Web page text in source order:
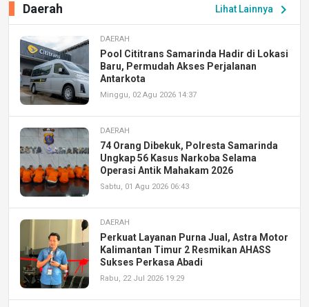
Lihat Lainnya chevron_right
Daerah
DAERAH
Pool Cititrans Samarinda Hadir di Lokasi
Baru, Permudah Akses Perjalanan
Antarkota
Minggu, 02 Agu 2026 14:37
DAERAH
74 Orang Dibekuk, Polresta Samarinda
Ungkap 56 Kasus Narkoba Selama
Operasi Antik Mahakam 2026
Sabtu, 01 Agu 2026 06:43
DAERAH
Perkuat Layanan Purna Jual, Astra Motor
Kalimantan Timur 2 Resmikan AHASS
Sukses Perkasa Abadi
Rabu, 22 Jul 2026 19:29